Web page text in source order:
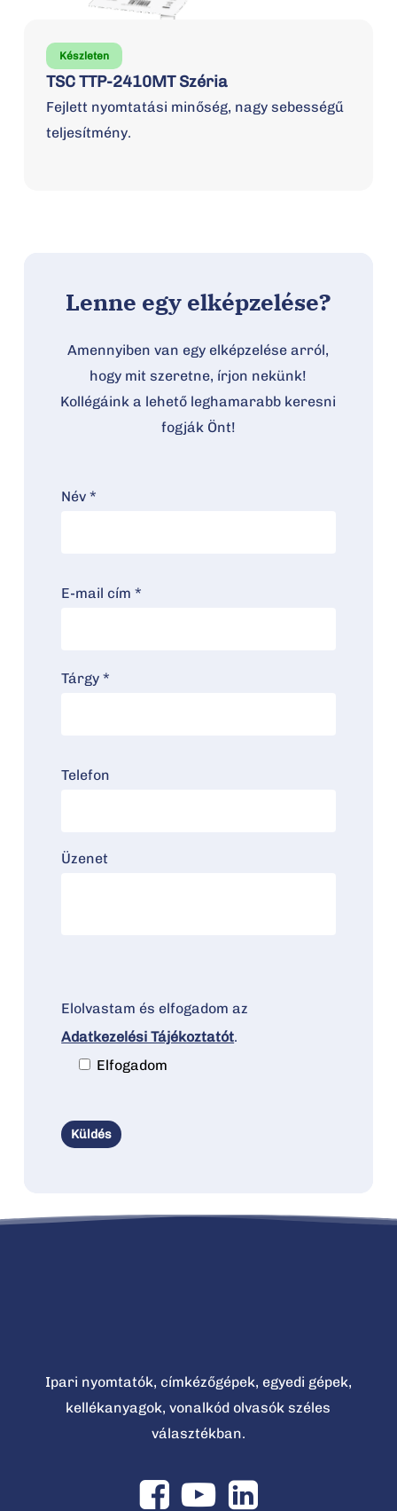
TSC TTP-2410MT Széria
Készleten
Fejlett nyomtatási minőség, nagy sebességű
teljesítmény.
Lenne egy elképzelése?
Amennyiben van egy elképzelése arról,
hogy mit szeretne, írjon nekünk!
Kollégáink a lehető leghamarabb keresni
fogják Önt!
Név *
E-mail cím *
Tárgy *
Telefon
Üzenet
Elolvastam és elfogadom az
Adatkezelési Tájékoztatót.
Elfogadom
Ipari nyomtatók, címkézőgépek, egyedi gépek,
kellékanyagok, vonalkód olvasók széles
választékban.